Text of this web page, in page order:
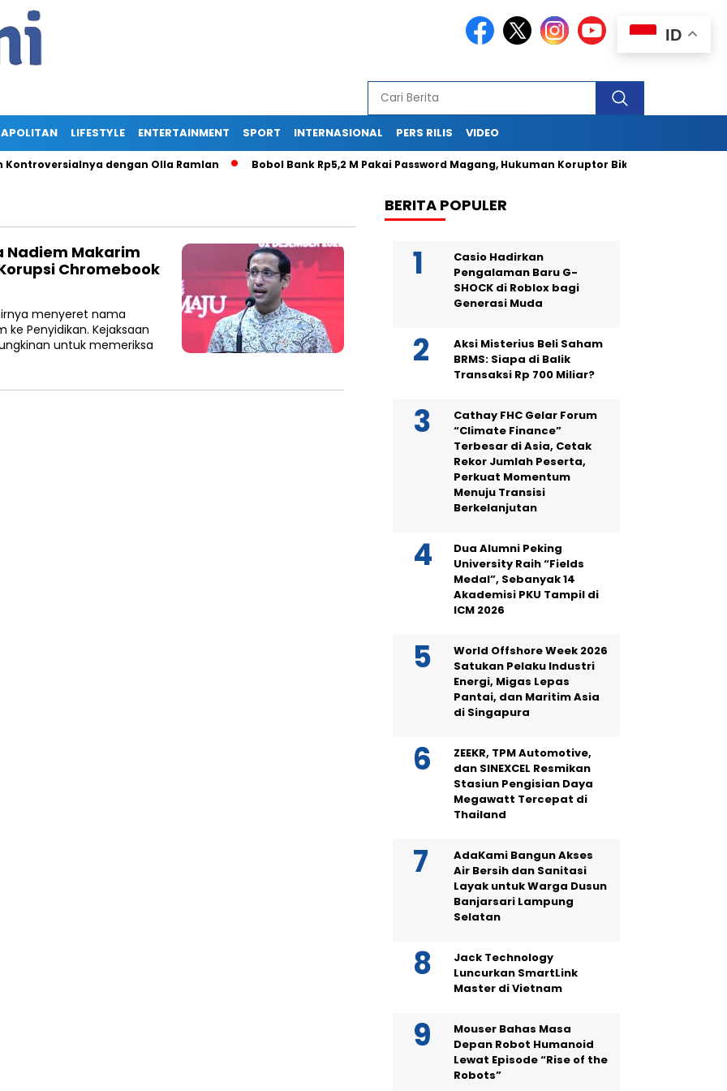
LIFESTYLE ENTERTAINMENT SPORT INTERNASIONAL PERS RILIS VIDEO
dengan Olla Ramlan Bobol Bank Rp5,2 M Pakai Password Magang, Hukuman Koruptor Bikin Malu
Nadiem Makarim
Chromebook
menyeret nama
ke Penyidikan. Kejaksaan
untuk memeriksa
BERITA POPULER
Casio Hadirkan
Pengalaman Baru G-
SHOCK di Roblox bagi
Generasi Muda
Aksi Misterius Beli Saham
BRMS: Siapa di Balik
Transaksi Rp 700 Miliar?
Cathay FHC Gelar Forum
“Climate Finance”
Terbesar di Asia, Cetak
Rekor Jumlah Peserta,
Perkuat Momentum
Menuju Transisi
Berkelanjutan
Dua Alumni Peking
University Raih “Fields
Medal”, Sebanyak 14
Akademisi PKU Tampil di
ICM 2026
World Offshore Week 2026
Satukan Pelaku Industri
Energi, Migas Lepas
Pantai, dan Maritim Asia
di Singapura
ZEEKR, TPM Automotive,
dan SINEXCEL Resmikan
Stasiun Pengisian Daya
Megawatt Tercepat di
Thailand
AdaKami Bangun Akses
Air Bersih dan Sanitasi
Layak untuk Warga Dusun
Banjarsari Lampung
Selatan
Jack Technology
Luncurkan SmartLink
Master di Vietnam
Mouser Bahas Masa
Depan Robot Humanoid
Lewat Episode “Rise of the
Robots”
ID